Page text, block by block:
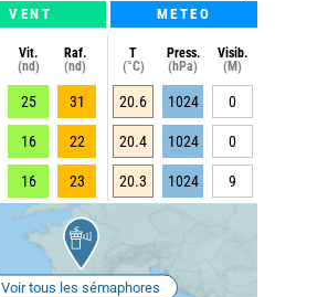
VENT METEO
Vit.
(nd)
Raf.
(nd)
T
(°C)
Press.
(hPa)
Visib.
(M)
25 31 20.6 1024 0
16 22 20.4 1024 0
16 23 20.3 1024 9
Voir tous les sémaphores